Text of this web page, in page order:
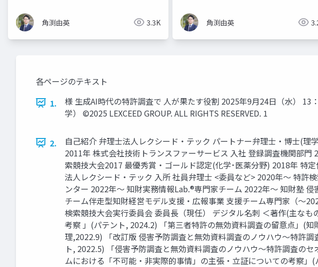
角渕由英 3.3K 角渕由英
各ページのテキスト
1.
様 生成AI時代の特許調査で 人が果たす役割 2025年9月24日（水）
学） ©2025 LEXCEED GROUP. ALL RIGHTS RESERVED. 1
2.
自己紹介 弁理士法人レクシード・テック パートナー弁理士・博士(
2011年 株式会社技術トランスファーサービス 入社 登録調査機関部
索競技大会2017 最優秀賞・ゴールド認定(化学･医薬分野) 2018年 特
法人レクシード・テック 入所 社員弁理士 <委員など> 2020年～ 特許
ンター 2022年～ 知財実務情報Lab.®専門家チーム 2022年～ 知財塾
チーム伴走型知財経営モデル支援・広報事業 支援チーム専門家（～
検索競技大会実行委員会 委員長（現任） デジタル名刺 ＜著作(主な
考察 」(パテント, 2024.2) 「第三者特許の無効資料調査の留意点」(
理,2022.9) 「改訂版 侵害予防調査と無効資料調査のノウハウ～特許
ト, 2022.5) 「侵害予防調査と無効資料調査のノウハウ～特許調査の
ムにおける「不可能・非実際的事情」の主張・立証についての考察」(